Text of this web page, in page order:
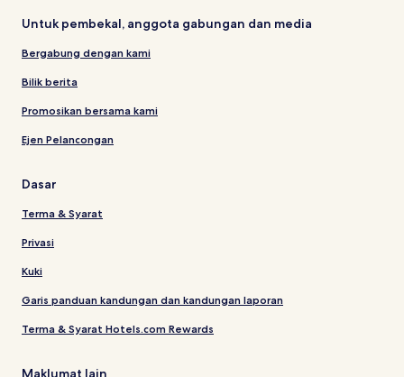
Untuk pembekal, anggota gabungan dan media
Bergabung dengan kami
Bilik berita
Promosikan bersama kami
Ejen Pelancongan
Dasar
Terma & Syarat
Privasi
Kuki
Garis panduan kandungan dan kandungan laporan
Terma & Syarat Hotels.com Rewards
Maklumat lain